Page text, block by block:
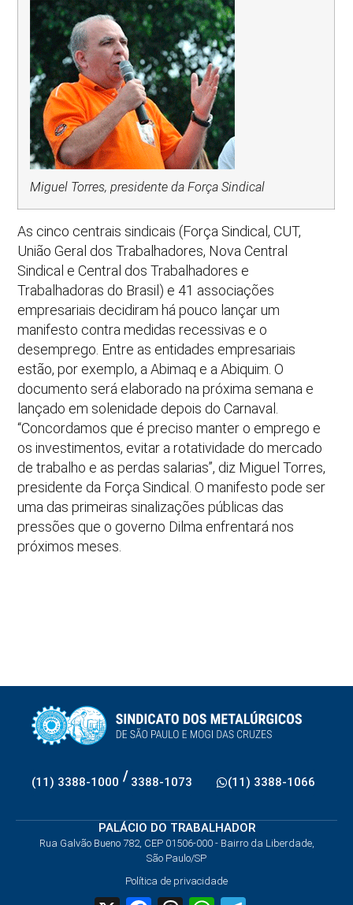
Miguel Torres, presidente da Força Sindical
As cinco centrais sindicais (Força Sindical, CUT,
União Geral dos Trabalhadores, Nova Central
Sindical e Central dos Trabalhadores e
Trabalhadoras do Brasil) e 41 associações
empresariais decidiram há pouco lançar um
manifesto contra medidas recessivas e o
desemprego. Entre as entidades empresariais
estão, por exemplo, a Abimaq e a Abiquim. O
documento será elaborado na próxima semana e
lançado em solenidade depois do Carnaval.
“Concordamos que é preciso manter o emprego e
os investimentos, evitar a rotatividade do mercado
de trabalho e as perdas salarias”, diz Miguel Torres,
presidente da Força Sindical. O manifesto pode ser
uma das primeiras sinalizações públicas das
pressões que o governo Dilma enfrentará nos
próximos meses.
(11) 3388-1000 / 3388-1073 (11) 3388-1066
PALÁCIO DO TRABALHADOR
Rua Galvão Bueno 782, CEP 01506-000 - Bairro da Liberdade,
São Paulo/SP
Política de privacidade